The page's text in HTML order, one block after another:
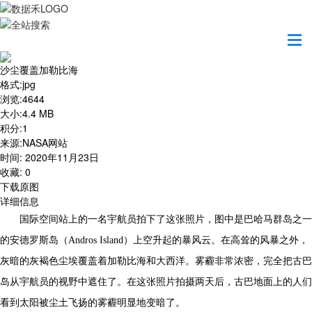
沙尘覆盖加勒比海
格式:jpg
浏览:4644
大小:4.4 MB
积分:1
来源:NASA网站
时间: 2020年11月23日
收藏: 0
下载原图
详细信息
国际空间站上的一名宇航员拍下了这张照片，图中是巴哈马群岛之一
的安德罗斯岛（Andros Island）上空升起的暴风云。在高耸的风暴之外，
灰暗的灰褐色尘埃覆盖着加勒比海和大西洋。雾霾非常浓密，完全把古巴
岛从宇航员的视野中遮住了。在这张照片拍摄两天后，古巴地面上的人们
看到太阳被尘土飞扬的雾霾明显地变暗了。